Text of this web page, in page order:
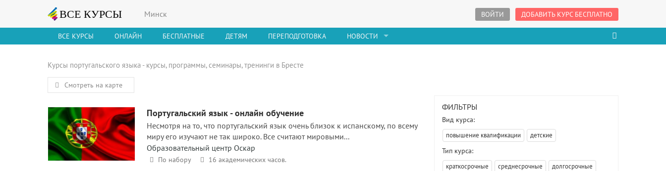
Минск ВОЙТИ ДОБАВИТЬ КУРС БЕСПЛАТНО
ВСЕ КУРСЫ ОНЛАЙН БЕСПЛАТНЫЕ ДЕТЯМ ПЕРЕПОДГОТОВКА НОВОСТИ
Курсы португальского языка - курсы, программы, семинары, тренинги в Бресте
Смотреть на карте
Португальский язык - онлайн обучение
Несмотря на то, что португальский язык очень близок к испанскому, по всему
миру его изучают не так широко. Все считают мировыми...
Образовательный центр Оскар
По набору 16 академических часов.
ФИЛЬТРЫ
Вид курса:
повышение квалификации детские
Тип курса:
краткосрочные среднесрочные долгосрочные